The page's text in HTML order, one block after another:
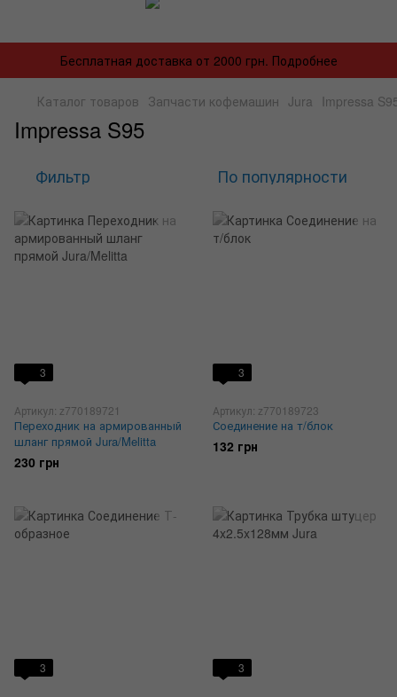
Бесплатная доставка от 2000 грн. Подробнее
Каталог товаров Запчасти кофемашин Jura Impressa
Impressa S95
Фильтр По популярности
3
Артикул: z770189721
Переходник на армированный
шланг прямой Jura/Melitta
230 грн
3
Артикул: z770189723
Соединение на т/блок
132 грн
3 3